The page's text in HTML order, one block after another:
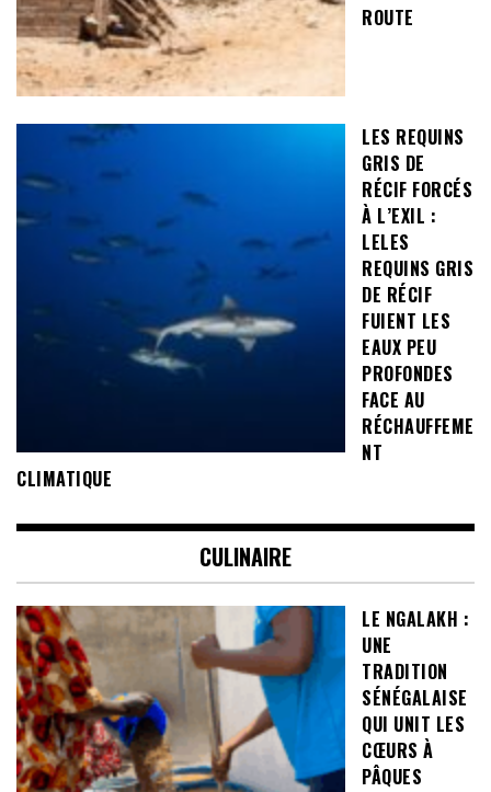
ROUTE
LES REQUINS
GRIS DE
RÉCIF FORCÉS
À L’EXIL :
LELES
REQUINS GRIS
DE RÉCIF
FUIENT LES
EAUX PEU
PROFONDES
FACE AU
RÉCHAUFFEME
NT
CLIMATIQUE
CULINAIRE
LE NGALAKH :
UNE
TRADITION
SÉNÉGALAISE
QUI UNIT LES
CŒURS À
PÂQUES